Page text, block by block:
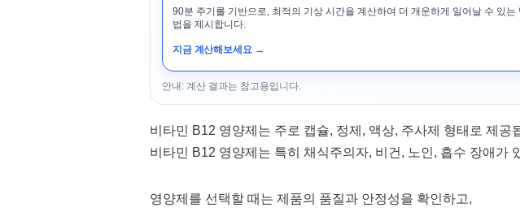
90분 주기를 기반으로, 최적의 기상 시간을 계산하여 더 개운하게 일어날 수 있는
법을 제시합니다.
지금 계산해보세요 →
안내: 계산 결과는 참고용입니다.
비타민 B12 영양제는 주로 캡슐, 정제, 액상, 주사제 형태로 제공
비타민 B12 영양제는 특히 채식주의자, 비건, 노인, 흡수 장애가
영양제를 선택할 때는 제품의 품질과 안정성을 확인하고,